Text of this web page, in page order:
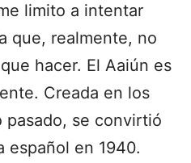
limito a intentar
que, realmente, no
hacer. El Aaiún es
Creada en los
pasado, se convirtió
español en 1940.